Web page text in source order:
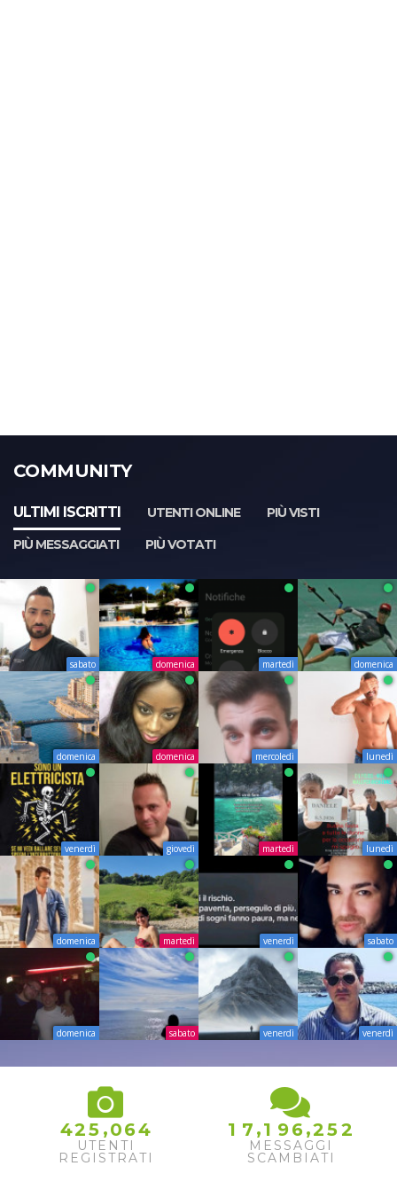
COMMUNITY
ULTIMI ISCRITTI UTENTI ONLINE
PIÙ VISTI
PIÙ MESSAGGIATI
PIÙ VOTATI
sabato domenica martedì domenica
domenica domenica mercoledì lunedì
venerdì giovedì martedì lunedì
domenica martedì venerdì sabato
domenica sabato venerdì venerdì
425 ,064
UTENTI
REGISTRATI
1 7 ,1 96,252
MESSAGGI
SCAMBIATI